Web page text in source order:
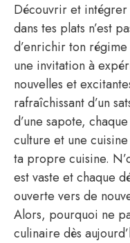
Découvrir et
dans tes plats n’est
d’enrichir ton
une invitation à
nouvelles et
rafraîchissant d’un
d’une sapote,
culture et une
ta propre cuisine.
est vaste et chaque
ouverte vers de
Alors, pourquoi ne
culinaire dès